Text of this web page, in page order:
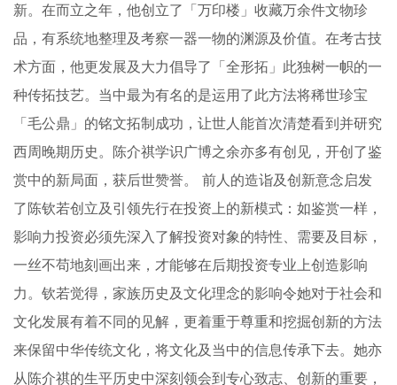
新。在而立之年，他创立了「万印楼」收藏万余件文物珍
品，有系统地整理及考察一器一物的渊源及价值。在考古技
术方面，他更发展及大力倡导了「全形拓」此独树一帜的一
种传拓技艺。当中最为有名的是运用了此方法将稀世珍宝
「毛公鼎」的铭文拓制成功，让世人能首次清楚看到并研究
西周晚期历史。陈介祺学识广博之余亦多有创见，开创了鉴
赏中的新局面，获后世赞誉。 前人的造诣及创新意念启发
了陈钦若创立及引领先行在投资上的新模式：如鉴赏一样，
影响力投资必须先深入了解投资对象的特性、需要及目标，
一丝不苟地刻画出来，才能够在后期投资专业上创造影响
力。钦若觉得，家族历史及文化理念的影响令她对于社会和
文化发展有着不同的见解，更着重于尊重和挖掘创新的方法
来保留中华传统文化，将文化及当中的信息传承下去。她亦
从陈介祺的生平历史中深刻领会到专心致志、创新的重要，